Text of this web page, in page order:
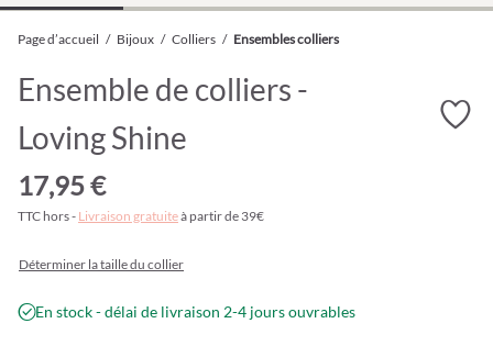
Page d’accueil / Bijoux / Colliers / Ensembles colliers
Ensemble de colliers -
Loving Shine
17,95 €
TTC hors - Livraison gratuiteà partir de 39€
Déterminer la taille du collier
En stock - délai de livraison 2-4 jours ouvrables